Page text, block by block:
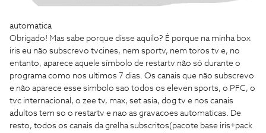
automatica
Obrigado! Mas sabe porque disse aquilo? É porque na minha box
iris eu não subscrevo tvcines, nem sportv, nem toros tv e, no
entanto, aparece aquele símbolo de restartv não só durante o
programa como nos ultimos 7 dias. Os canais que não subscrevo
e não aparece esse símbolo sao todos os eleven sports, o PFC, o
tvc internacional, o zee tv, max, set asia, dog tv e nos canais
adultos tem so o restartv e nao as gravacoes automaticas. De
resto, todos os canais da grelha subscritos(pacote base iris+pack